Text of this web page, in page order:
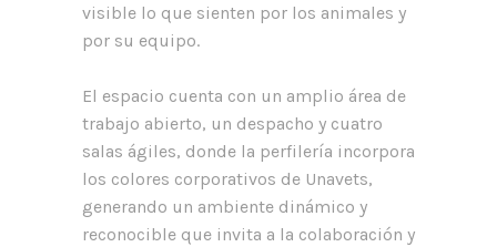
visible lo que sienten por los animales y
por su equipo.
El espacio cuenta con un amplio área de
trabajo abierto, un despacho y cuatro
salas ágiles, donde la perfilería incorpora
los colores corporativos de Unavets,
generando un ambiente dinámico y
reconocible que invita a la colaboración y